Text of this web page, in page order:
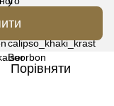
Порівняти